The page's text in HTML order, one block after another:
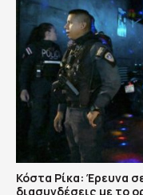
Κόστα Ρίκα: Έρευνα
διασυνδέσεις με το